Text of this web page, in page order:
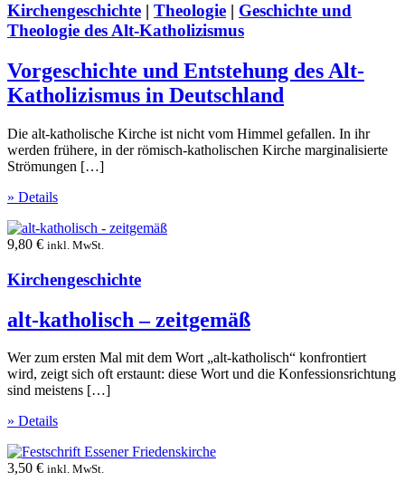
Kirchengeschichte | Theologie | Geschichte und
Theologie des Alt-Katholizismus
Vorgeschichte und Entstehung des Alt-
Katholizismus in Deutschland
Die alt-katholische Kirche ist nicht vom Himmel gefallen. In ihr
werden frühere, in der römisch-katholischen Kirche marginalisierte
Strömungen […]
» Details
9,80 € inkl. MwSt.
Kirchengeschichte
alt-katholisch – zeitgemäß
Wer zum ersten Mal mit dem Wort „alt-katholisch“ konfrontiert
wird, zeigt sich oft erstaunt: diese Wort und die Konfessionsrichtung
sind meistens […]
» Details
3,50 € inkl. MwSt.